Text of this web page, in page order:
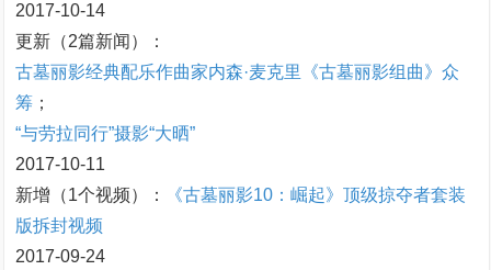
2017-10-14
更新（2篇新闻）：
古墓丽影经典配乐作曲家内森·麦克里《古墓丽影组曲》众
筹 ；
“与劳拉同行”摄影“大晒”
2017-10-11
新增（1个视频）：
《古墓丽影10：崛起》顶级掠夺者套装
版拆封视频
2017-09-24